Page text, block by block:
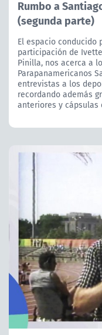
Rumbo a
(segunda parte)
El espacio conducido
participación de
Pinilla, nos acerca a
Parapanamericanos
entrevistas a los
recordando además
anteriores y cápsulas